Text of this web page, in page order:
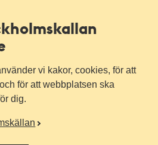
vi kakor, cookies, för att
för att webbplatsen ska
dig.